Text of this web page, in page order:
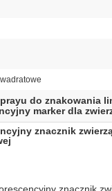
do znakowania
marker dla
znacznik